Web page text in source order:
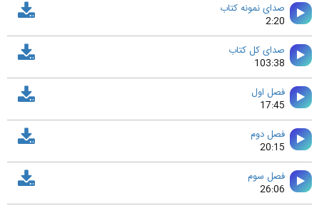
صدای نمونه کتاب
2:20
صدای کل کتاب
103:38
فصل اول
17:45
فصل دوم
20:15
فصل سوم
26:06